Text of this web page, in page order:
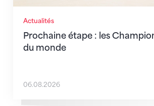
Actualités
Prochaine étape : les
du monde
06.08.2026